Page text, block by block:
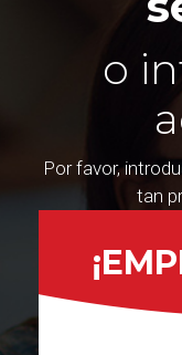
o
Por favor,
tan